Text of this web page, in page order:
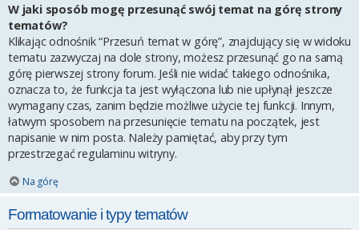
W jaki sposób mogę przesunąć swój temat na górę strony
tematów?
Klikając odnośnik “Przesuń temat w górę”, znajdujący się w widoku
tematu zazwyczaj na dole strony, możesz przesunąć go na samą
górę pierwszej strony forum. Jeśli nie widać takiego odnośnika,
oznacza to, że funkcja ta jest wyłączona lub nie upłynął jeszcze
wymagany czas, zanim będzie możliwe użycie tej funkcji. Innym,
łatwym sposobem na przesunięcie tematu na początek, jest
napisanie w nim posta. Należy pamiętać, aby przy tym
przestrzegać regulaminu witryny.
Na górę
Formatowanie i typy tematów